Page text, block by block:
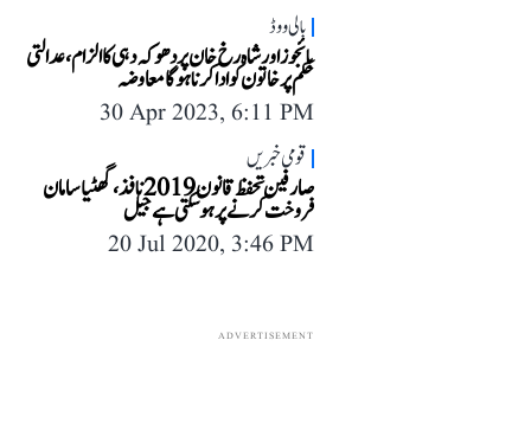
بالی ووڈ
بائجوز اور شاہ رخ خان پر دھوکہ دہی کا الزام، عدالتی
حکم پر خاتون کو ادا کرنا ہوگا معاوضہ
30 Apr 2023, 6:11 PM
قومی خبریں
صارفین تحفظ قانون 2019 نافذ، گھٹیا سامان
فروخت کرنے پر ہو سکتی ہے جیل
20 Jul 2020, 3:46 PM
ADVERTISEMENT